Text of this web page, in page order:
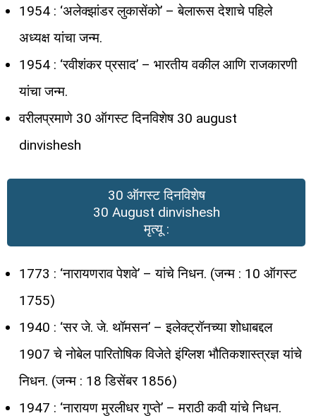
1954 : ‘अलेक्झांडर लुकासेंको’ – बेलारूस देशाचे पहिले
अध्यक्ष यांचा जन्म.
1954 : ‘रवीशंकर प्रसाद’ – भारतीय वकील आणि राजकारणी
यांचा जन्म.
वरीलप्रमाणे 30 ऑगस्ट दिनविशेष 30 august
dinvishesh
30 ऑगस्ट दिनविशेष
30 August dinvishesh
मृत्यू :
1773 : ‘नारायणराव पेशवे’ – यांचे निधन. (जन्म : 10 ऑगस्ट
1755)
1940 : ‘सर जे. जे. थॉमसन’ – इलेक्ट्रॉनच्या शोधाबद्दल
1907 चे नोबेल पारितोषिक विजेते इंग्लिश भौतिकशास्त्रज्ञ यांचे
निधन. (जन्म : 18 डिसेंबर 1856)
1947 : ‘नारायण मुरलीधर गुप्ते’ – मराठी कवी यांचे निधन.